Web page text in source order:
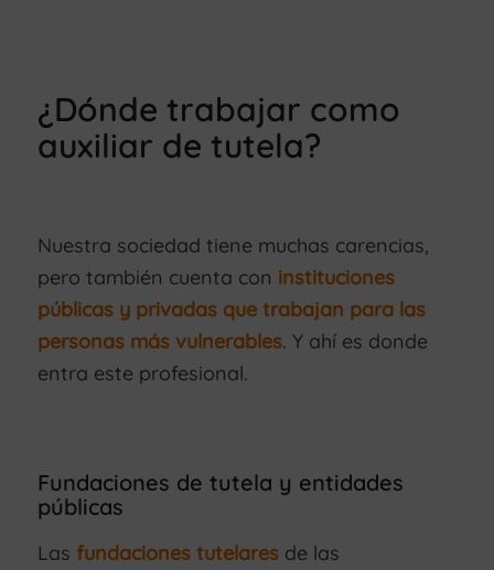
¿Dónde trabajar como
auxiliar de tutela?
Nuestra sociedad tiene muchas carencias,
pero también cuenta con instituciones
públicas y privadas que trabajan para las
personas más vulnerables. Y ahí es donde
entra este profesional.
Fundaciones de tutela y entidades
públicas
Las fundaciones tutelaresde las